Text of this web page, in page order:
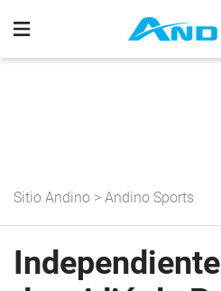
Sitio Andino > Andino Sports